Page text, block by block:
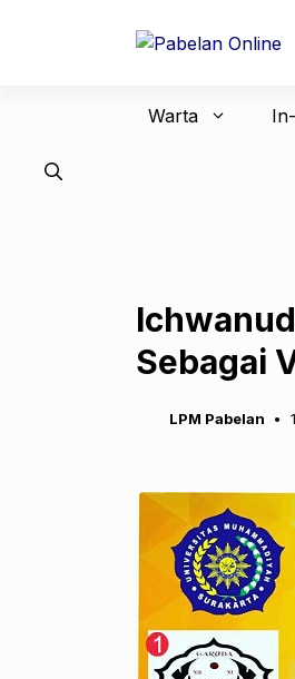
Warta
Sebagai
LPM Pabelan